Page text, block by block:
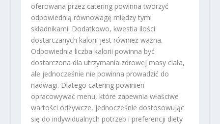
oferowana przez catering powinna tworzyć
odpowiednią równowagę między tymi
składnikami. Dodatkowo, kwestia ilości
dostarczanych kalorii jest również ważna.
Odpowiednia liczba kalorii powinna być
dostarczona dla utrzymania zdrowej masy ciała,
ale jednocześnie nie powinna prowadzić do
nadwagi. Dlatego catering powinien
opracowywać menu, które zapewnia właściwe
wartości odżywcze, jednocześnie dostosowując
się do indywidualnych potrzeb i preferencji diety